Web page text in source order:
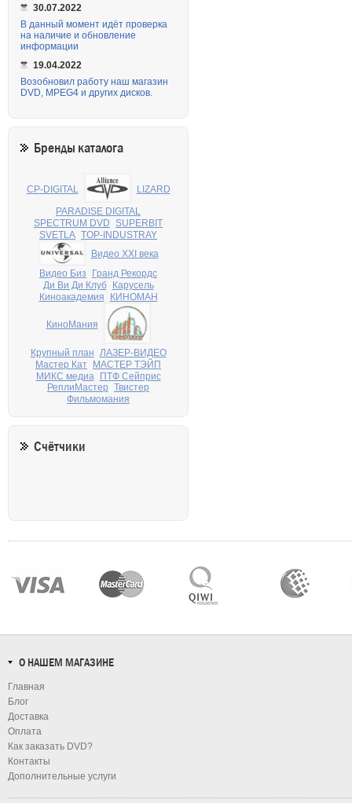
30.07.2022
В данный момент идёт проверка
на наличие и обновление
информации
19.04.2022
Возобновил работу наш магазин
DVD, MPEG4 и других дисков.
Бренды каталога
CP-DIGITAL LIZARD
PARADISE DIGITAL
SPECTRUM DVD SUPERBIT
SVETLA TOP-INDUSTRAY
Видео XXI века
Видео Биз
Гранд Рекордс
Ди Ви Ди Клуб
Карусель
Киноакадемия
КИНОМАН
КиноМания
Крупный план ЛАЗЕР-ВИДЕО
Мастер Кат МАСТЕР ТЭЙП
МИКС медиа
ПТФ Сейприс
РеплиМастер Твистер
Фильмомания
Счётчики
О НАШЕМ МАГАЗИНЕ
Главная
Блог
Доставка
Оплата
Как заказать DVD?
Контакты
Дополнительные услуги